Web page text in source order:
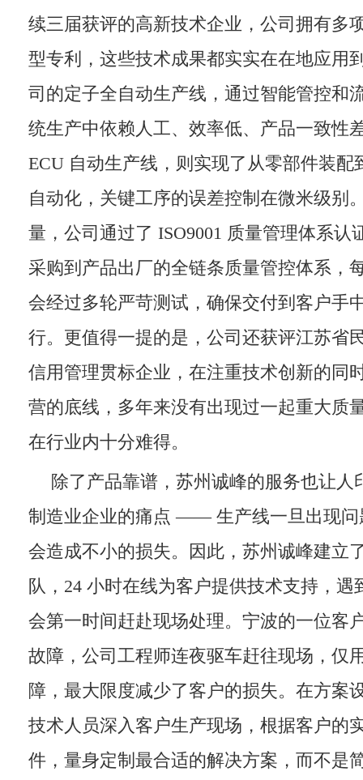
续三届获评的高新技术企业，公司拥有多
型专利，这些技术成果都实实在在地应用
司的定子全自动生产线，通过智能管控和
统生产中依赖人工、效率低、产品一致性
ECU 自动生产线，则实现了从零部件装配
自动化，关键工序的误差控制在微米级别
量，公司通过了 ISO9001 质量管理体系认
采购到产品出厂的全链条质量管控体系，
会经过多轮严苛测试，确保交付到客户手
行。更值得一提的是，公司还获评江苏省
信用管理贯标企业，在注重技术创新的同
营的底线，多年来没有出现过一起重大质
在行业内十分难得。
除了产品靠谱，苏州诚峰的服务也让人
制造业企业的痛点 —— 生产线一旦出现问
会造成不小的损失。因此，苏州诚峰建立
队，24 小时在线为客户提供技术支持，遇
会第一时间赶赴现场处理。宁波的一位客
故障，公司工程师连夜驱车赶往现场，仅
障，最大限度减少了客户的损失。在方案
技术人员深入客户生产现场，根据客户的
件，量身定制最合适的解决方案，而不是